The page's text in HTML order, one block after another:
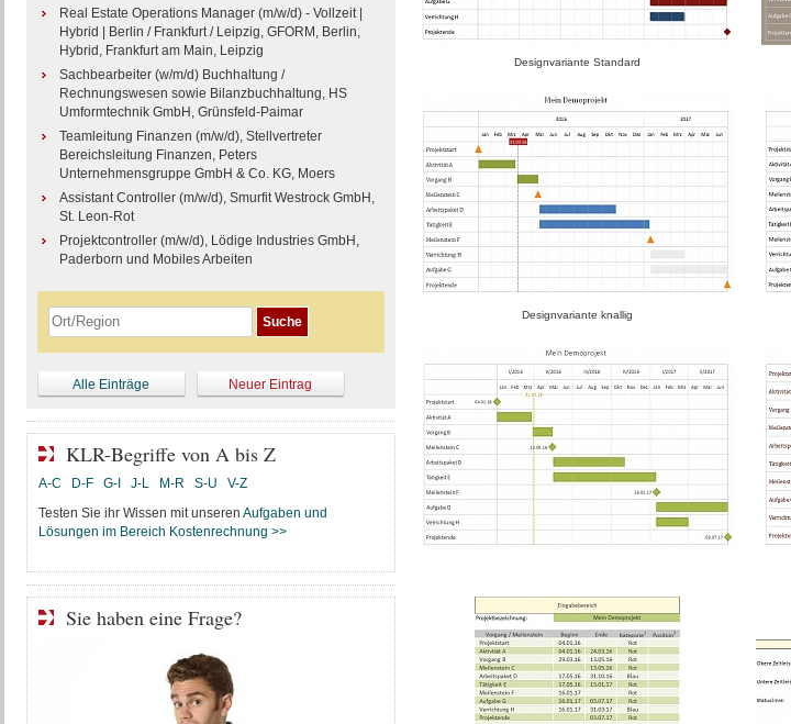
Designvariante Standard
Designvariante knallig
Real Estate Operations Manager (m/w/d) - Vollzeit |
Hybrid | Berlin / Frankfurt / Leipzig, GFORM, Berlin,
Hybrid, Frankfurt am Main, Leipzig
Sachbearbeiter (w/m/d) Buchhaltung /
Rechnungswesen sowie Bilanzbuchhaltung, HS
Umformtechnik GmbH, Grünsfeld-Paimar
Teamleitung Finanzen (m/w/d), Stellvertreter
Bereichsleitung Finanzen, Peters
Unternehmensgruppe GmbH & Co. KG, Moers
Assistant Controller (m/w/d), Smurfit Westrock GmbH,
St. Leon-Rot
Projektcontroller (m/w/d), Lödige Industries GmbH,
Paderborn und Mobiles Arbeiten
Alle Einträge Neuer Eintrag
KLR-Begriffe von A bis Z
A-C D-F G-I J-L M-R S-U
V-Z
Testen Sie ihr Wissen mit unseren Aufgaben und
Lösungen im Bereich Kostenrechnung >>
Sie haben eine Frage?